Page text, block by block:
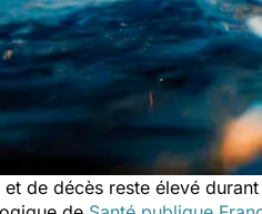
de décès reste élevé